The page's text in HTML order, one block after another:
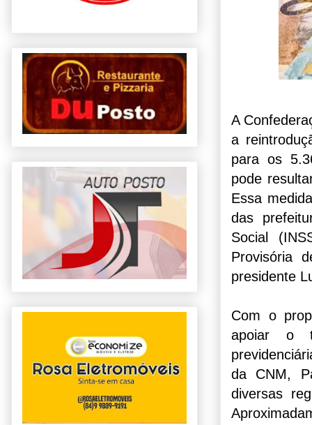
A
a
para os
pode
Essa
das
Social
Provisória
presidente
Com o
apoiar o
da CNM,
diversas